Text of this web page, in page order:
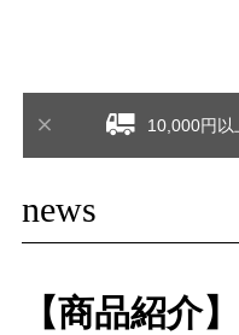
10,000円以
news
【商品紹介